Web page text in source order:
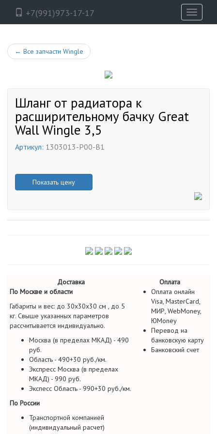
+7(991)973-17-17
Toggle
← Все запчасти Wingle
Шланг от радиатора к
расширительному бачку Great
Wall Wingle 3,5
Артикул: 1303013-P00-B1
Показать цену
Доставка
Оплата
По Москве и области
Габариты и вес: до 30х30х30 см , до 5
кг. Свыше указанных параметров
рассчитывается индивидуально.
Москва (в пределах МКАД) - 490
руб.
Область - 490+30 руб./км.
Экспресс Москва (в пределах
МКАД) - 990 руб.
Экспесс Область - 990+30 руб./км.
По России
Транспортной компанией
(индивидуальный расчет)
Оплата онлайн
Visa, MasterCard,
МИР, WebMoney,
ЮMoney
Перевод на
банковскую карту
Банковский счет